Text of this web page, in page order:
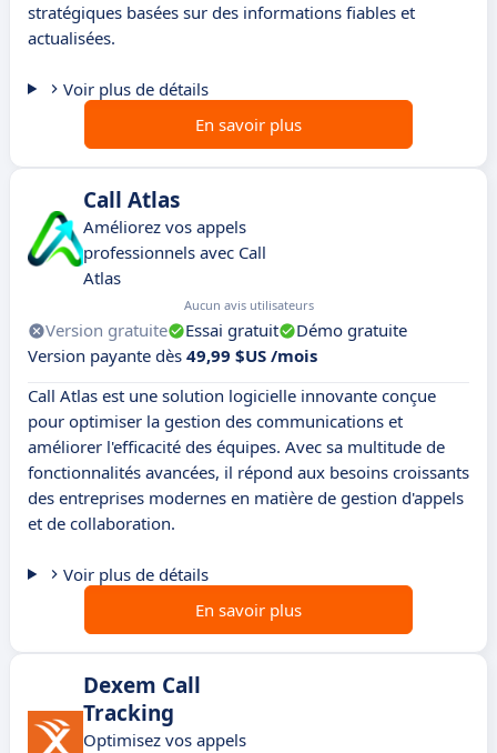
stratégiques basées sur des informations fiables et
actualisées.
Voir plus de détails
En savoir plus
Call Atlas
Améliorez vos appels
professionnels avec Call
Atlas
Aucun avis utilisateurs
Version gratuite Essai gratuit
Démo gratuite
Version payante dès 49,99 $US /mois
Call Atlas est une solution logicielle innovante conçue
pour optimiser la gestion des communications et
améliorer l'efficacité des équipes. Avec sa multitude de
fonctionnalités avancées, il répond aux besoins croissants
des entreprises modernes en matière de gestion d'appels
et de collaboration.
Voir plus de détails
En savoir plus
Dexem Call
Tracking
Optimisez vos appels